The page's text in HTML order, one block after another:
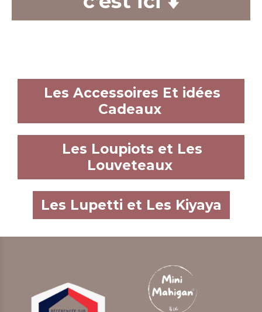
Les Accessoires Et idées
Cadeaux
Les Loupiots et Les
Louveteaux
Les Lupetti et Les Kiyaya